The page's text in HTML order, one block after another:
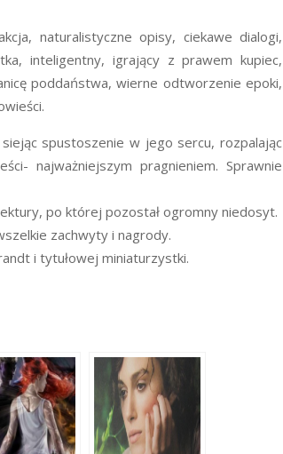
naturalistyczne opisy, ciekawe dialogi,
inteligentny, igrający z prawem kupiec,
poddaństwa, wierne odtworzenie epoki,
spustoszenie w jego sercu, rozpalając
najważniejszym pragnieniem. Sprawnie
po której pozostał ogromny niedosyt.
zachwyty i nagrody.
i tytułowej miniaturzystki.